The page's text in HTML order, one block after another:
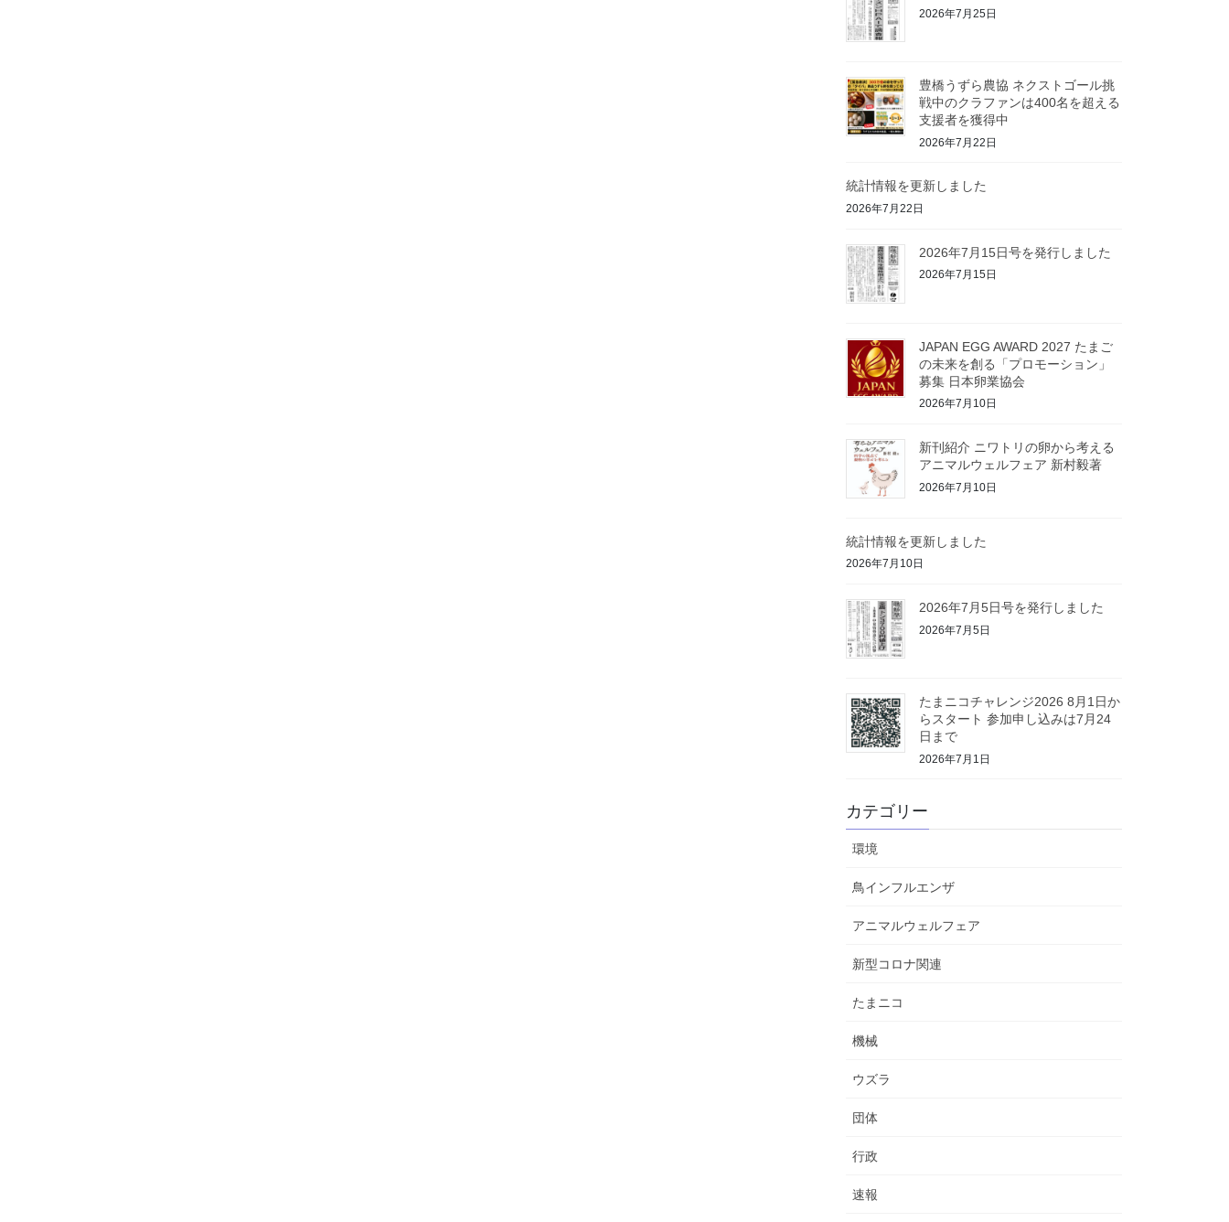
2026年7月25日
豊橋うずら農協 ネクストゴール挑
戦中のクラファンは400名を超える
支援者を獲得中
2026年7月22日
統計情報を更新しました
2026年7月22日
2026年7月15日号を発行しました
2026年7月15日
JAPAN EGG AWARD 2027 たまご
の未来を創る「プロモーション」
募集 日本卵業協会
2026年7月10日
新刊紹介 ニワトリの卵から考える
アニマルウェルフェア 新村毅著
2026年7月10日
統計情報を更新しました
2026年7月10日
2026年7月5日号を発行しました
2026年7月5日
たまニコチャレンジ2026 8月1日か
らスタート 参加申し込みは7月24
日まで
2026年7月1日
カテゴリー
環境
鳥インフルエンザ
アニマルウェルフェア
新型コロナ関連
たまニコ
機械
ウズラ
団体
行政
速報